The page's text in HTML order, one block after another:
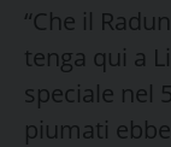
“Che il
tenga qui a
speciale nel
piumati